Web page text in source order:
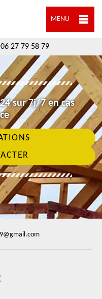
MENU
06 27 79 58 79
sur 7j/7 en cas